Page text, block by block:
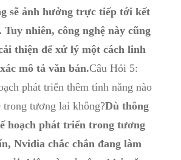
sẽ ảnh hưởng trực tiếp tới kết
Tuy nhiên, công nghệ này cũng
thiện để xử lý một cách linh
mô tả văn bản.Câu Hỏi 5:
phát triển thêm tính năng nào
trong tương lai không?Dù thông
hoạch phát triển trong tương
Nvidia chắc chắn đang làm